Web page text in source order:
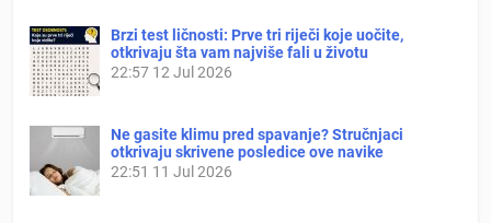
Brzi test ličnosti: Prve tri riječi koje uočite,
otkrivaju šta vam najviše fali u životu
22:57 12 Jul 2026
Ne gasite klimu pred spavanje? Stručnjaci
otkrivaju skrivene posledice ove navike
22:51 11 Jul 2026